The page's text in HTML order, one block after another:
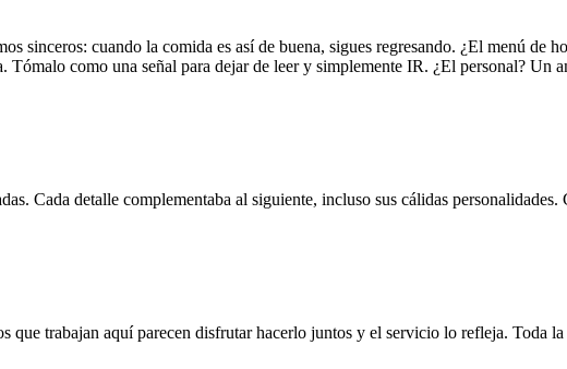
sinceros: cuando la comida es así de buena, sigues regresando. ¿El menú de
como una señal para dejar de leer y simplemente IR. ¿El personal? Un
Cada detalle complementaba al siguiente, incluso sus cálidas personalidades.
trabajan aquí parecen disfrutar hacerlo juntos y el servicio lo refleja. Toda